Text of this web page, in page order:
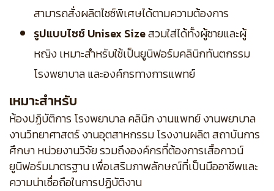
สามารถสั่งผลิตไซซ์พิเศษได้ตามความต้องการ
รูปแบบไซซ์ Unisex Sizeสวมใส่ได้ทั้งผู้ชายและผู้
หญิง เหมาะสำหรับใช้เป็นยูนิฟอร์มคลินิกทันตกรรม
โรงพยาบาล และองค์กรทางการแพทย์
เหมาะสำหรับ
ห้องปฏิบัติการ โรงพยาบาล คลินิก งานแพทย์ งานพยาบาล
งานวิทยาศาสตร์ งานอุตสาหกรรม โรงงานผลิต สถาบันการ
ศึกษา หน่วยงานวิจัย รวมถึงองค์กรที่ต้องการเสื้อกาวน์
ยูนิฟอร์มมาตรฐาน เพื่อเสริมภาพลักษณ์ที่เป็นมืออาชีพและ
ความน่าเชื่อถือในการปฏิบัติงาน